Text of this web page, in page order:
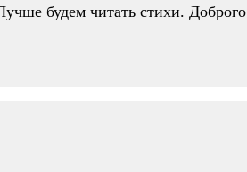
будем читать стихи. Доброго